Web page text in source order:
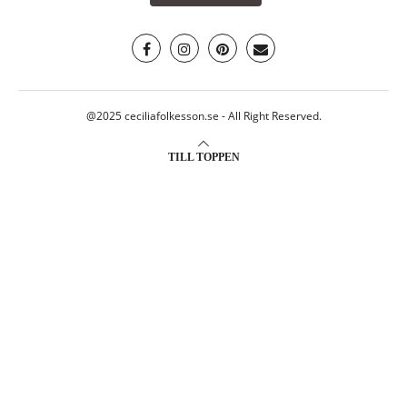
@2025 ceciliafolkesson.se - All Right Reserved.
TILL TOPPEN